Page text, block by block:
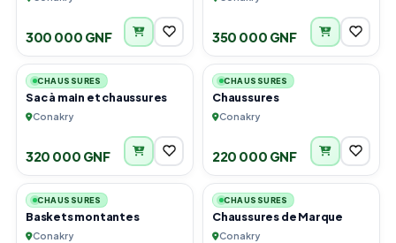
300 000 GNF 350 000 GNF
2
CHAUSSURES
Sac à main et chaussures
Conakry
320 000 GNF
3
CHAUSSURES
Chaussures
Conakry
220 000 GNF
2
CHAUSSURES
Baskets montantes
Conakry
6
CHAUSSURES
Chaussures de Marque
Conakry